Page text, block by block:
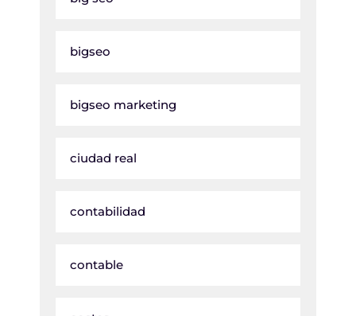
bigseo
bigseo marketing
ciudad real
contabilidad
contable